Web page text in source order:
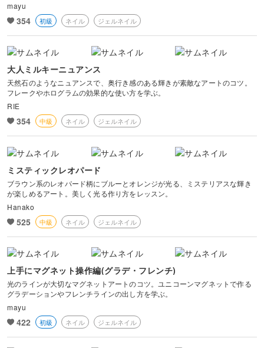
mayu
354 初級 ネイル ジェルネイル
大人ミルキーニュアンス
天然石のようなニュアンスで、奥行き感のある輝きが素敵なアートのコツ。
フレークやホログラムの効果的な使い方を学ぶ。
RIE
354 中級 ネイル ジェルネイル
ミスティックレオパード
ブラウン系のレオパード柄にブルーとオレンジが光る、ミステリアスな輝き
が楽しめるアート。美しく光る作り方をレッスン。
Hanako
525 中級 ネイル ジェルネイル
上手にマグネット操作編(グラデ・フレンチ)
光のラインが大切なマグネットアートのコツ。ユニコーンマグネットで作る
グラデーションやフレンチラインの出し方を学ぶ。
mayu
422 初級 ネイル ジェルネイル